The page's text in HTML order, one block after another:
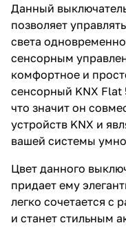
Данный
позволяет
света
сенсорным
комфортное и
сенсорный KNX Flat
что значит он
устройств KNX и
вашей системы
Цвет данного
придает ему
легко сочетается с
и станет стильным